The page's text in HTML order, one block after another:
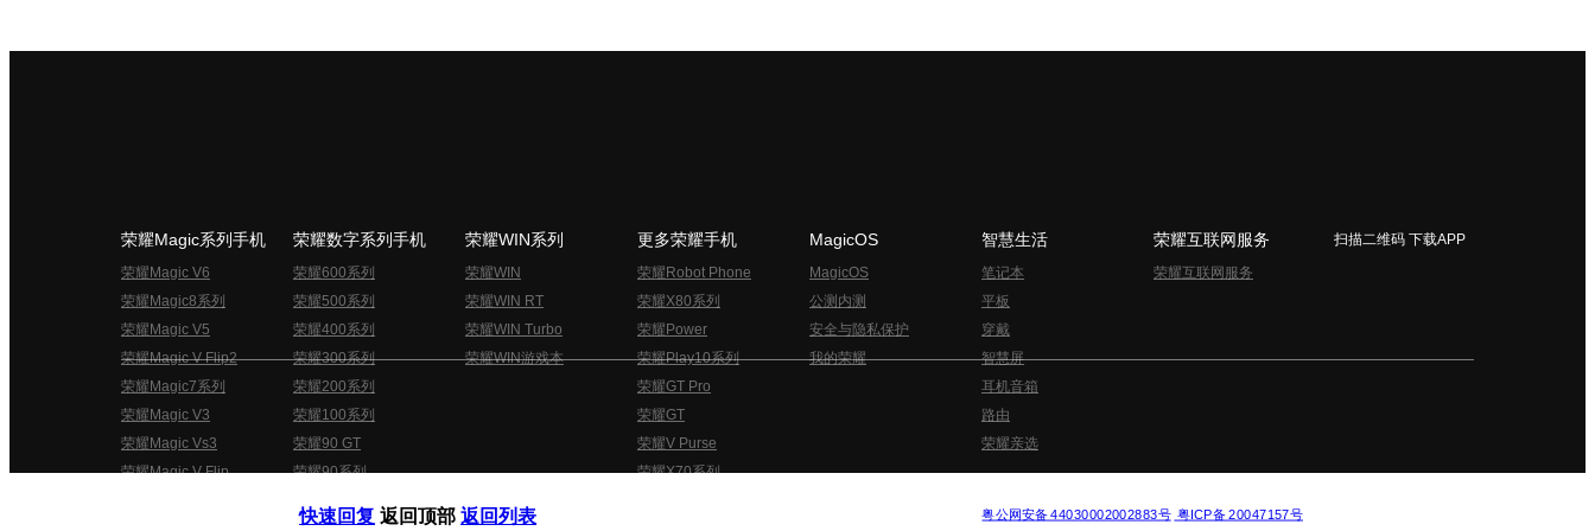
荣耀Magic系列手机
荣耀Magic V6
荣耀Magic8系列
荣耀Magic V5
荣耀Magic V Flip2
荣耀Magic7系列
荣耀Magic V3
荣耀Magic Vs3
荣耀Magic V Flip
荣耀数字系列手机
荣耀600系列
荣耀500系列
荣耀400系列
荣耀300系列
荣耀200系列
荣耀100系列
荣耀90 GT
荣耀90系列
荣耀WIN系列
荣耀WIN
荣耀WIN RT
荣耀WIN Turbo
荣耀WIN游戏本
更多荣耀手机
荣耀Robot Phone
荣耀X80系列
荣耀Power
荣耀Play10系列
荣耀GT Pro
荣耀GT
荣耀V Purse
荣耀X70系列
MagicOS
MagicOS
公测内测
安全与隐私保护
我的荣耀
智慧生活
笔记本
平板
穿戴
智慧屏
耳机音箱
路由
荣耀亲选
荣耀互联网服务
荣耀互联网服务
扫描二维码 下载APP
粤公网安备 44030002002883号 粤ICP备 20047157号
快速回复 返回顶部 返回列表